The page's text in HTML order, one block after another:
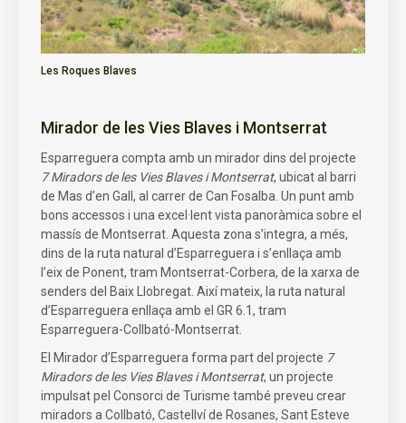
Les Roques Blaves
Mirador de les Vies Blaves i Montserrat
Esparreguera compta amb un mirador dins del projecte
7 Miradors de les Vies Blaves i Montserrat, ubicat al barri
de Mas d’en Gall, al carrer de Can Fosalba. Un punt amb
bons accessos i una excel·lent vista panoràmica sobre el
massís de Montserrat. Aquesta zona s’integra, a més,
dins de la ruta natural d’Esparreguera i s’enllaça amb
l’eix de Ponent, tram Montserrat-Corbera, de la xarxa de
senders del Baix Llobregat. Així mateix, la ruta natural
d’Esparreguera enllaça amb el GR 6.1, tram
Esparreguera-Collbató-Montserrat.
El Mirador d’Esparreguera forma part del projecte 7
Miradors de les Vies Blaves i Montserrat, un projecte
impulsat pel Consorci de Turisme també preveu crear
miradors a Collbató, Castellví de Rosanes, Sant Esteve